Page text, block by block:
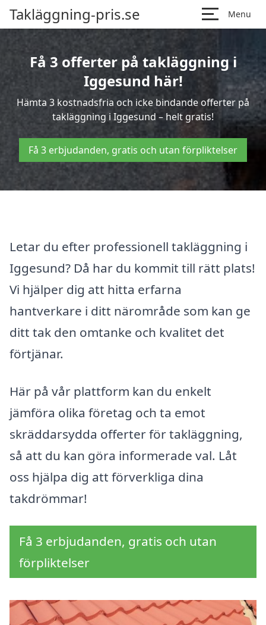
Takläggning-pris.se Menu
Få 3 offerter på takläggning i
Iggesund här!
Hämta 3 kostnadsfria och icke bindande offerter på
takläggning i Iggesund – helt gratis!
Få 3 erbjudanden, gratis och utan förpliktelser
Letar du efter professionell takläggning i
Iggesund? Då har du kommit till rätt plats!
Vi hjälper dig att hitta erfarna
hantverkare i ditt närområde som kan ge
ditt tak den omtanke och kvalitet det
förtjänar.
Här på vår plattform kan du enkelt
jämföra olika företag och ta emot
skräddarsydda offerter för takläggning,
så att du kan göra informerade val. Låt
oss hjälpa dig att förverkliga dina
takdrömmar!
Få 3 erbjudanden, gratis och utan
förpliktelser